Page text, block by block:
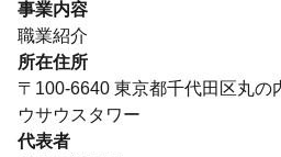
事業内容
職業紹介
所在住所
〒100-6640 東京都千代田区丸の
ウサウスタワー
代表者